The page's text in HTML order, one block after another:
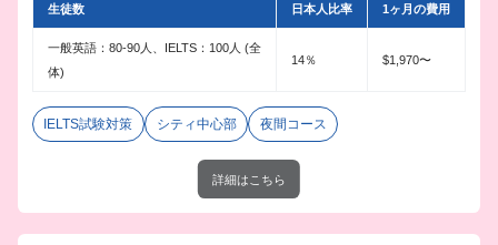
生徒数 日本人比率 1ヶ月の費用
一般英語：80-90人、IELTS：100人 (全
体)
14％ $1,970〜
IELTS試験対策 シティ中心部 夜間コース
詳細はこちら